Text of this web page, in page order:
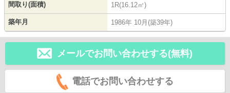
間取り(面積) 1R(16.12㎡)
築年月 1986年 10月(築39年)
メールでお問い合わせする(無料)
電話でお問い合わせする